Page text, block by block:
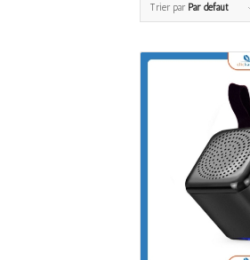
Trier par Par défaut